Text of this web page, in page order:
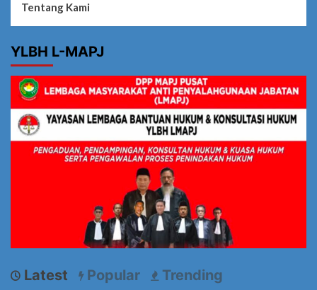
Tentang Kami
YLBH L-MAPJ
Latest Popular Trending